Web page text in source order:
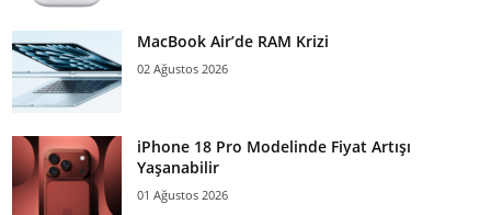
MacBook Air’de RAM Krizi
02 Ağustos 2026
iPhone 18 Pro Modelinde Fiyat Artışı
Yaşanabilir
01 Ağustos 2026